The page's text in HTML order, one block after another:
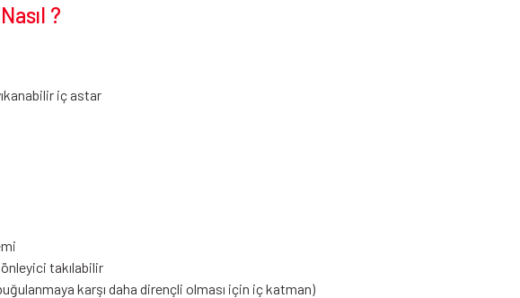
?
iç astar
takılabilir
karşı daha dirençli olması için iç katman)